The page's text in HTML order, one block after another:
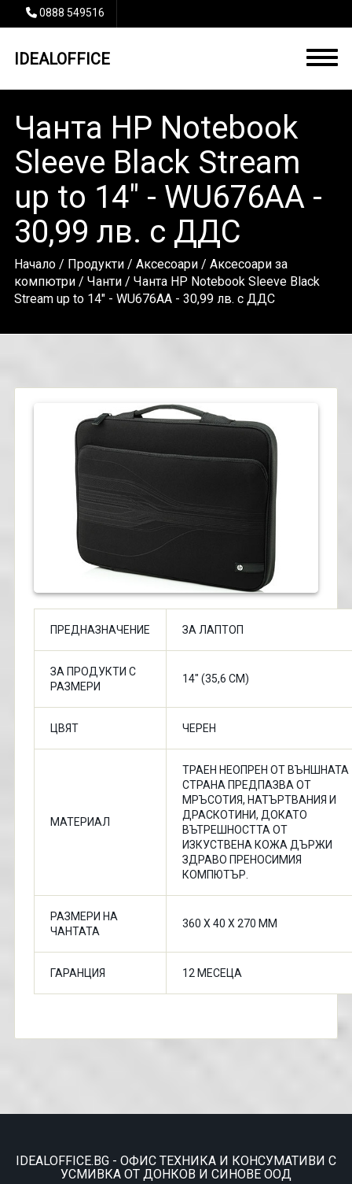
0888 549516
IDEALOFFICE
Чанта HP Notebook
Sleeve Black Stream
up to 14" - WU676AA -
30,99 лв. с ДДС
Начало/ Продукти/ Аксесоари/ Аксесоари за
компютри/ Чанти/ Чанта HP Notebook Sleeve Black
Stream up to 14" - WU676AA - 30,99 лв. с ДДС
ПРЕДНАЗНАЧЕНИЕ ЗА ЛАПТОП
ЗА ПРОДУКТИ С
РАЗМЕРИ
14" (35,6 CМ)
ЦВЯТ ЧЕРЕН
МАТЕРИАЛ
ТРАЕН НЕОПРЕН ОТ ВЪНШНАТА
СТРАНА ПРЕДПАЗВА ОТ
МРЪСОТИЯ, НАТЪРТВАНИЯ И
ДРАСКОТИНИ, ДОКАТО
ВЪТРЕШНОСТТА ОТ
ИЗКУСТВЕНА КОЖА ДЪРЖИ
ЗДРАВО ПРЕНОСИМИЯ
КОМПЮТЪР.
РАЗМЕРИ НА
ЧАНТАТА
360 X 40 X 270 ММ
ГАРАНЦИЯ 12 МЕСЕЦА
IDEALOFFICE.BG - ОФИС ТЕХНИКА И КОНСУМАТИВИ С
УСМИВКА ОТ ДОНКОВ И СИНОВЕ ООД